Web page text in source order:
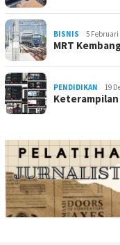
BISNIS 5 Februari
MRT
PENDIDIKAN 19